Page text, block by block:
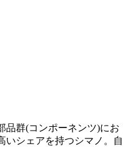
品群(コンポーネンツ)にお
いシェアを持つシマノ。自